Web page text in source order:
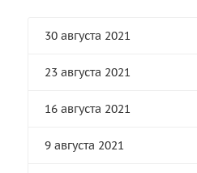
30 августа 2021
23 августа 2021
16 августа 2021
9 августа 2021